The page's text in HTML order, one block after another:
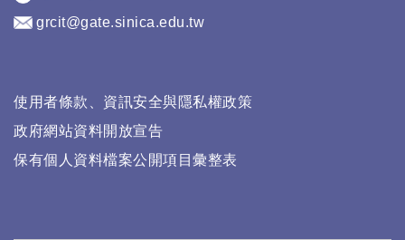
grcit@gate.sinica.edu.tw
使用者條款、資訊安全與隱私權政策
政府網站資料開放宣告
保有個人資料檔案公開項目彙整表